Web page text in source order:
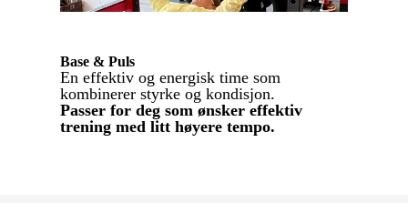
Base & Puls
En effektiv og energisk time som
kombinerer styrke og kondisjon.
Passer for deg som ønsker effektiv
trening med litt høyere tempo.